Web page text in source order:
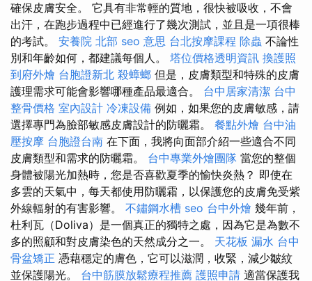
確保皮膚安全。 它具有非常輕的質地，很快被吸收，不會
出汗，在跑步過程中已經進行了幾次測試，並且是一項很棒
的考試。 安養院 北部 seo 意思 台北按摩課程 除蟲 不論性
別和年齡如何，都建議每個人。 塔位價格透明資訊 換護照
到府外燴 台胞證新北 殺蟑螂 但是，皮膚類型和特殊的皮膚
護理需求可能會影響哪種產品最適合。 台中居家清潔 台中
整骨價格 室內設計 冷凍設備 例如，如果您的皮膚敏感，請
選擇專門為臉部敏感皮膚設計的防曬霜。 餐點外燴 台中油
壓按摩 台胞證台南 在下面，我將向面部介紹一些適合不同
皮膚類型和需求的防曬霜。 台中專業外燴團隊 當您的整個
身體被陽光加熱時，您是否喜歡夏季的愉快炎熱？ 即使在
多雲的天氣中，每天都使用防曬霜，以保護您的皮膚免受紫
外線輻射的有害影響。 不鏽鋼水槽 seo 台中外燴 幾年前，
杜利瓦（Doliva）是一個真正的獨特之處，因為它是為數不
多的照顧和對皮膚染色的天然成分之一。 天花板 漏水 台中
骨盆矯正 憑藉穩定的膚色，它可以滋潤，收緊，減少皺紋
並保護陽光。 台中筋膜放鬆療程推薦 護照申請 適當保護我